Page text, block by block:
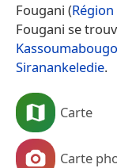
Fougani (
Fougani se
Siranankeledie.
Carte
Carte